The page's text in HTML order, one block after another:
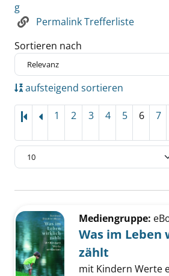
g
Permalink Trefferliste
Sortieren nach
aufsteigend sortieren
1 2 3 4 5 6 7
Zu den Suchfiltern springen
Mediengruppe:
Was im Leben
zählt
mit Kindern Werte